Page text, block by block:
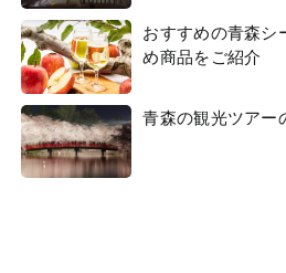
おすすめの青森シ
め商品をご紹介
青森の観光ツアー